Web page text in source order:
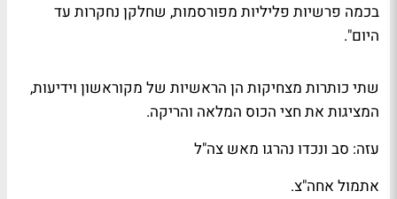
בכמה פרשיות פליליות מפורסמות, שחלקן נחקרות עד
היום".
שתי כותרות מצחיקות הן הראשיות של מקוראשון וידיעות,
המציגות את חצי הכוס המלאה והריקה.
עזה: סב ונכדו נהרגו מאש צה"ל
אתמול אחה"צ.